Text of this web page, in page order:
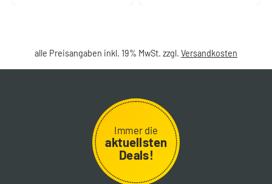
alle Preisangaben inkl. 19% MwSt. zzgl. Versandkosten
Immer die
aktuellsten
Deals!